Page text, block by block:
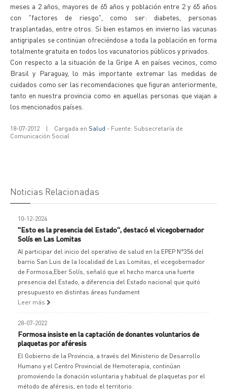
meses a 2 años, mayores de 65 años y población entre 2 y 65 años
con "factores de riesgo", como ser: diabetes, personas
trasplantadas, entre otros. Si bien estamos en invierno las vacunas
antigripales se continúan ofreciéndose a toda la población en forma
totalmente gratuita en todos los vacunatorios públicos y privados.
Con respecto a la situación de la Gripe A en países vecinos, como
Brasil y Paraguay, lo más importante extremar las medidas de
cuidados como ser las recomendaciones que figuran anteriormente,
tanto en nuestra provincia como en aquellas personas que viajan a
los mencionados países.
18-07-2012 | Cargada en Salud - Fuente: Subsecretaría de
Comunicación Social
Noticias Relacionadas
10-12-2024
"Esto es la presencia del Estado", destacó el vicegobernador
Solís en Las Lomitas
Al participar del inicio del operativo de salud en la EPEP N°356 del
barrio San Luis de la localidad de Las Lomitas, el vicegobernador
de Formosa,Eber Solís, señaló que el hecho marca una fuerte
presencia del Estado, a diferencia del Estado nacional que quitó
presupuesto en distintas áreas fundament
Leer más
28-07-2022
Formosa insiste en la captación de donantes voluntarios de
plaquetas por aféresis
El Gobierno de la Provincia, a través del Ministerio de Desarrollo
Humano y el Centro Provincial de Hemoterapia, continúan
promoviendo la donación voluntaria y habitual de plaquetas por el
método de aféresis, en todo el territorio.